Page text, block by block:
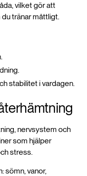
vilket gör att
tränar måttligt.
stabilitet i vardagen.
nervsystem och
som hjälper
stress.
sömn, vanor,